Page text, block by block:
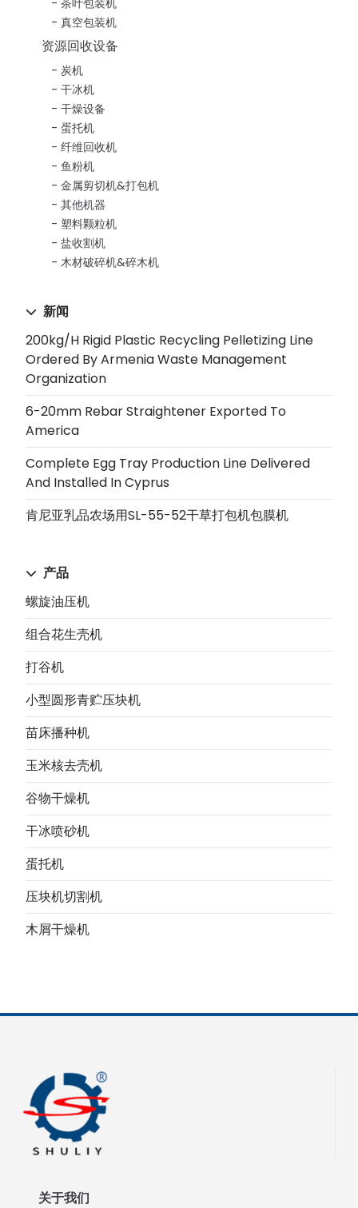
真空包装机
资源回收设备
炭机
干冰机
干燥设备
蛋托机
纤维回收机
鱼粉机
金属剪切机&打包机
其他机器
塑料颗粒机
盐收割机
木材破碎机&碎木机
新闻
200kg/h Rigid Plastic Recycling Pelletizing Line
Ordered By Armenia Waste Management
Organization
6-20mm Rebar Straightener Exported To
America
Complete Egg Tray Production Line Delivered
And Installed In Cyprus
肯尼亚乳品农场用SL-55-52干草打包机包膜机
产品
螺旋油压机
组合花生壳机
打谷机
小型圆形青贮压块机
苗床播种机
玉米核去壳机
谷物干燥机
干冰喷砂机
蛋托机
压块机切割机
木屑干燥机
关于我们